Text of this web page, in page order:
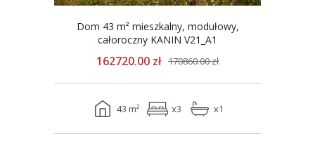
Dom 43 m² mieszkalny, modułowy,
całoroczny KANIN V21_A1
162720.00 zł 170860.00 zł
43 m² x3 x1